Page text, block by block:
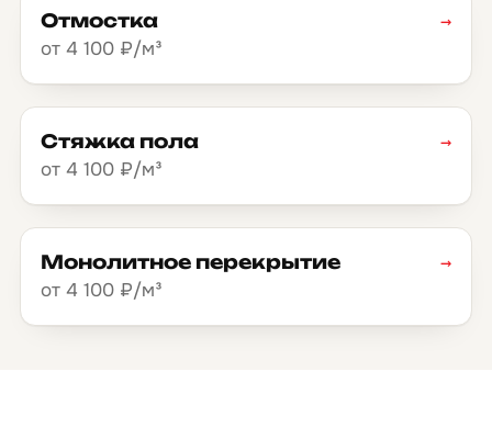
Отмостка
от 4 100 ₽/м³
→
Стяжка пола
от 4 100 ₽/м³
→
Монолитное перекрытие
от 4 100 ₽/м³
→